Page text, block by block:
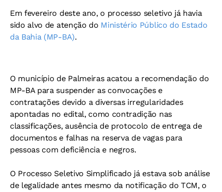
Em fevereiro deste ano, o processo seletivo já havia
sido alvo de atenção do Ministério Público do Estado
da Bahia (MP-BA).
O município de Palmeiras acatou a recomendação do
MP-BA para suspender as convocações e
contratações devido a diversas irregularidades
apontadas no edital, como contradição nas
classificações, ausência de protocolo de entrega de
documentos e falhas na reserva de vagas para
pessoas com deficiência e negros.
O Processo Seletivo Simplificado já estava sob análise
de legalidade antes mesmo da notificação do TCM, o